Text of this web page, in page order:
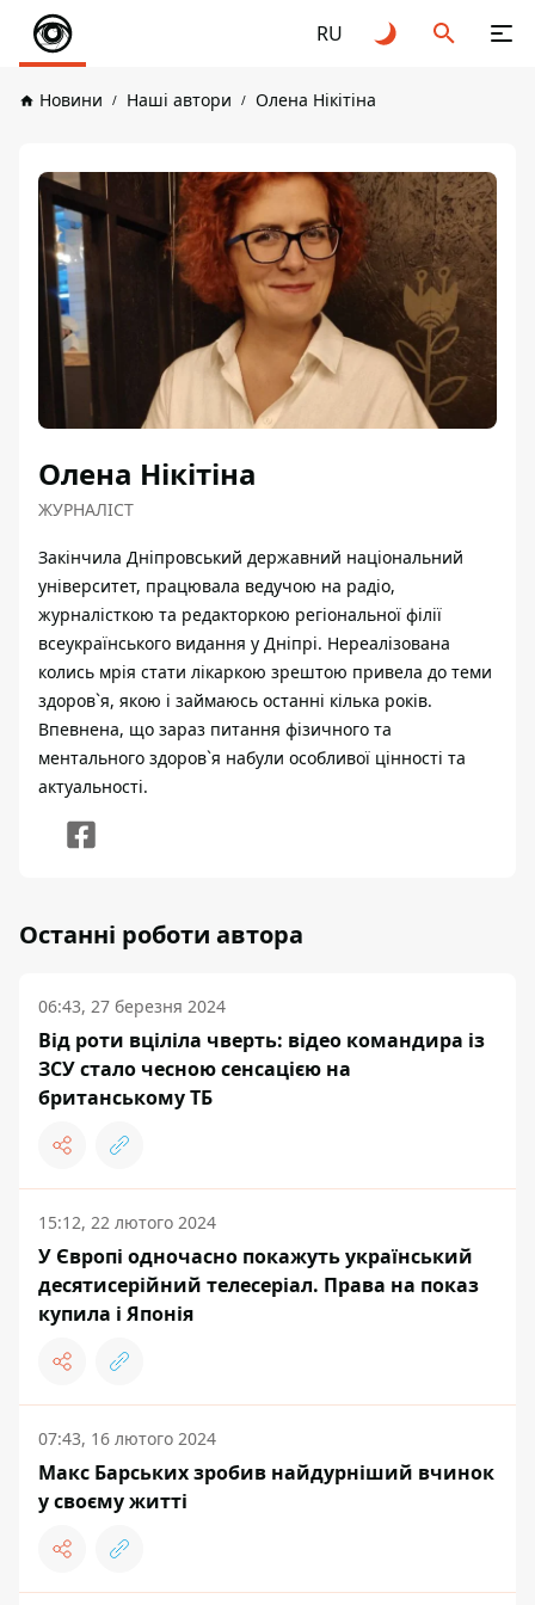
RU
Новини Наші автори Олена Нікітіна
Олена Нікітіна
ЖУРНАЛІСТ
Закінчила Дніпровський державний національний
університет, працювала ведучою на радіо,
журналісткою та редакторкою регіональної філії
всеукраїнського видання у Дніпрі. Нереалізована
колись мрія стати лікаркою зрештою привела до теми
здоров`я, якою і займаюсь останні кілька років.
Впевнена, що зараз питання фізичного та
ментального здоров`я набули особливої цінності та
актуальності.
Останні роботи автора
06:43, 27 березня 2024
Від роти вціліла чверть: відео командира із
ЗСУ стало чесною сенсацією на
британському ТБ
15:12, 22 лютого 2024
У Європі одночасно покажуть український
десятисерійний телесеріал. Права на показ
купила і Японія
07:43, 16 лютого 2024
Макс Барських зробив найдурніший вчинок
у своєму житті